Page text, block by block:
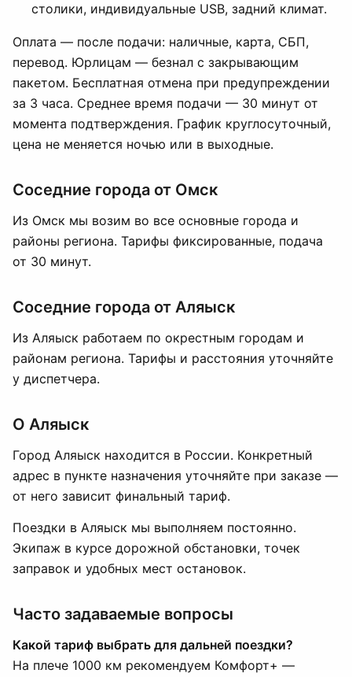
столики, индивидуальные USB, задний климат.
Оплата — после подачи: наличные, карта, СБП,
перевод. Юрлицам — безнал с закрывающим
пакетом. Бесплатная отмена при предупреждении
за 3 часа. Среднее время подачи — 30 минут от
момента подтверждения. График круглосуточный,
цена не меняется ночью или в выходные.
Соседние города от Омск
Из Омск мы возим во все основные города и
районы региона. Тарифы фиксированные, подача
от 30 минут.
Соседние города от Аляыск
Из Аляыск работаем по окрестным городам и
районам региона. Тарифы и расстояния уточняйте
у диспетчера.
О Аляыск
Город Аляыск находится в России. Конкретный
адрес в пункте назначения уточняйте при заказе —
от него зависит финальный тариф.
Поездки в Аляыск мы выполняем постоянно.
Экипаж в курсе дорожной обстановки, точек
заправок и удобных мест остановок.
Часто задаваемые вопросы
Какой тариф выбрать для дальней поездки?
На плече 1000 км рекомендуем Комфорт+ —